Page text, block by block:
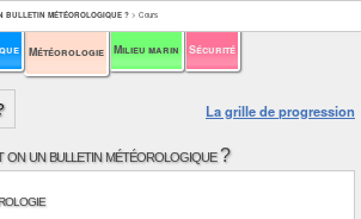
Météorologie Milieu marin Sécurité
BULLETIN MÉTÉOROLOGIQUE ? > Cours
La grille de progression
on un bulletin météorologique ?